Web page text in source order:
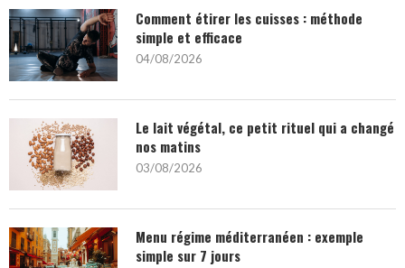
Comment étirer les cuisses : méthode
simple et efficace
04/08/2026
Le lait végétal, ce petit rituel qui a changé
nos matins
03/08/2026
Menu régime méditerranéen : exemple
simple sur 7 jours